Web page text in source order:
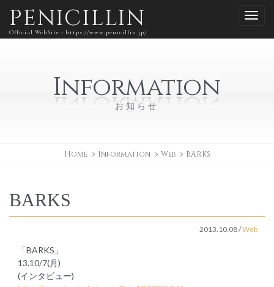
PENICILLIN
Official WebSite - https://www.penicillin.jp/
Information
お知らせ
Home Information Web BARKS
BARKS
2013.10.08/Web
「BARKS」
13.10/7(月)
(インタビュー)